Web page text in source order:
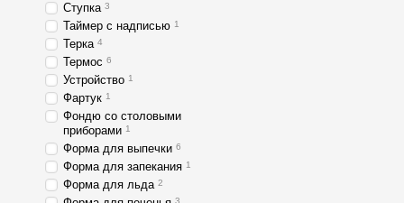
Ступка 3
Таймер с надписью 1
Терка 4
Термос 6
Устройство 1
Фартук 1
Фондю со столовыми
приборами 1
Форма для выпечки 6
Форма для запекания 1
Форма для льда 2
3